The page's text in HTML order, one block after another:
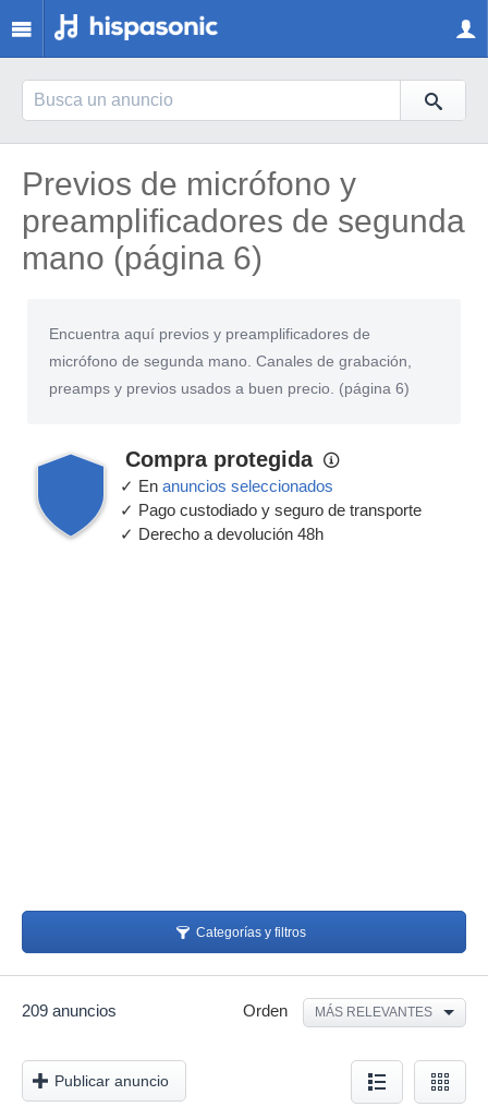
Previos de micrófono y
preamplificadores de segunda
mano (página 6)
Encuentra aquí previos y preamplificadores de
micrófono de segunda mano. Canales de grabación,
preamps y previos usados a buen precio. (página 6)
Compra protegida
✓ En anuncios seleccionados
✓ Pago custodiado y seguro de transporte
✓ Derecho a devolución 48h
Categorías y filtros
Orden MÁS RELEVANTES
209 anuncios
Publicar anuncio